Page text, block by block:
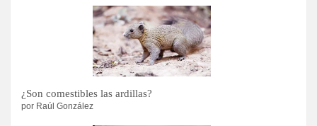
¿Son comestibles las ardillas?
por Raúl González